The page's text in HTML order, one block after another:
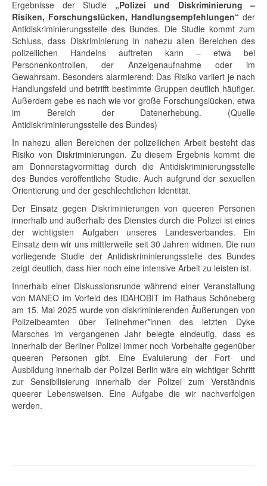
Ergebnisse der Studie „Polizei und Diskriminierung –
Risiken, Forschungslücken, Handlungsempfehlungen“ der
Antidiskriminierungsstelle des Bundes. Die Studie kommt zum
Schluss, dass Diskriminierung in nahezu allen Bereichen des
polizeilichen Handelns auftreten kann – etwa bei
Personenkontrollen, der Anzeigenaufnahme oder im
Gewahrsam. Besonders alarmierend: Das Risiko variiert je nach
Handlungsfeld und betrifft bestimmte Gruppen deutlich häufiger.
Außerdem gebe es nach wie vor große Forschungslücken, etwa
im Bereich der Datenerhebung. (Quelle
Antidiskriminierungsstelle des Bundes)
In nahezu allen Bereichen der polizeilichen Arbeit besteht das
Risiko von Diskriminierungen. Zu diesem Ergebnis kommt die
am Donnerstagvormittag durch die Antidiskriminierungsstelle
des Bundes veröffentliche Studie. Auch aufgrund der sexuellen
Orientierung und der geschlechtlichen Identität.
Der Einsatz gegen Diskriminierungen von queeren Personen
innerhalb und außerhalb des Dienstes durch die Polizei ist eines
der wichtigsten Aufgaben unseres Landesverbandes. Ein
Einsatz dem wir uns mittlerweile seit 30 Jahren widmen. Die nun
vorliegende Studie der Antidiskriminierungsstelle des Bundes
zeigt deutlich, dass hier noch eine intensive Arbeit zu leisten ist.
Innerhalb einer Diskussionsrunde während einer Veranstaltung
von MANEO im Vorfeld des IDAHOBIT im Rathaus Schöneberg
am 15. Mai 2025 wurde von diskriminierenden Äußerungen von
Polizeibeamten über Teilnehmer*innen des letzten Dyke
Marsches im vergangenen Jahr belegte eindeutig, dass es
innerhalb der Berliner Polizei immer noch Vorbehalte gegenüber
queeren Personen gibt. Eine Evaluierung der Fort- und
Ausbildung innerhalb der Polizei Berlin wäre ein wichtiger Schritt
zur Sensibilisierung innerhalb der Polizei zum Verständnis
queerer Lebensweisen. Eine Aufgabe die wir nachverfolgen
werden.